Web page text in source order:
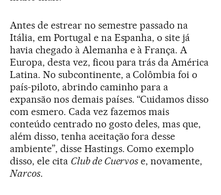
Antes de estrear no semestre passado na
Itália, em Portugal e na Espanha, o site já
havia chegado à Alemanha e à França. A
Europa, desta vez, ficou para trás da América
Latina. No subcontinente, a Colômbia foi o
país-piloto, abrindo caminho para a
expansão nos demais países. “Cuidamos disso
com esmero. Cada vez fazemos mais
conteúdo centrado no gosto deles, mas que,
além disso, tenha aceitação fora desse
ambiente”, disse Hastings. Como exemplo
disso, ele cita Club de Cuervos e, novamente,
Narcos.